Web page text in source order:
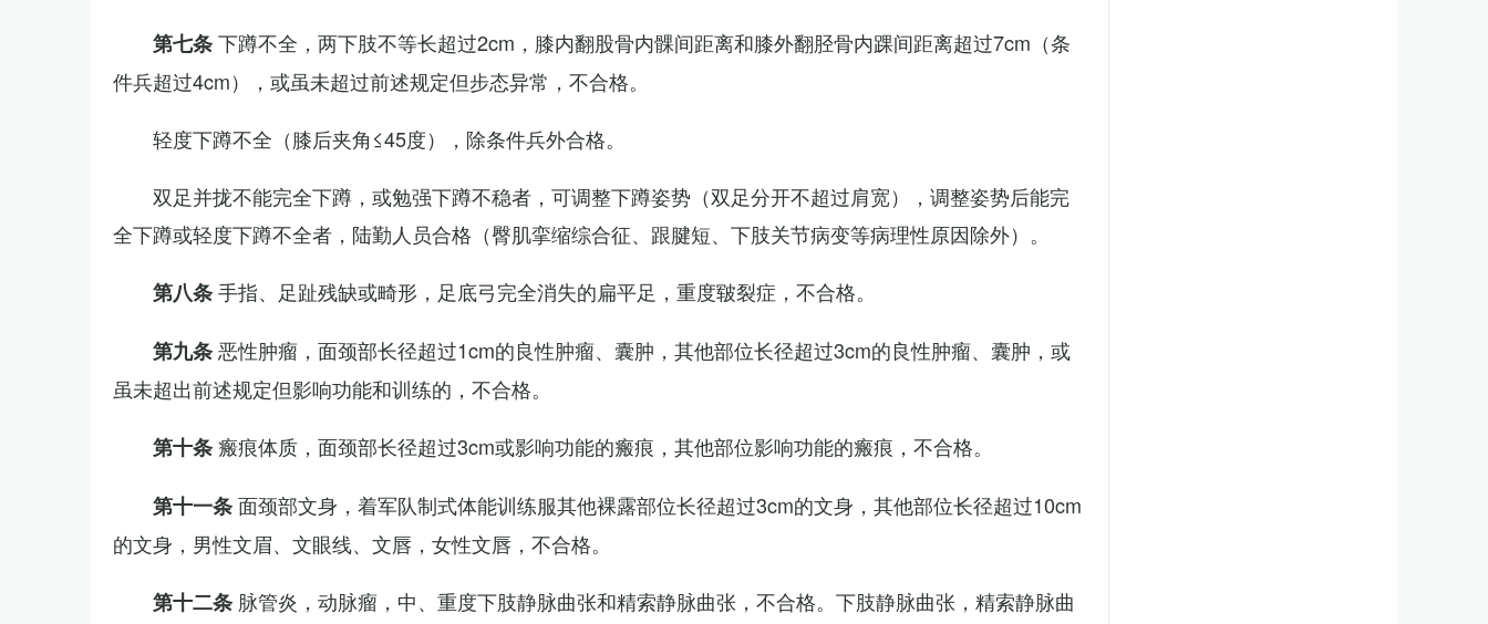
第七条下蹲不全，两下肢不等长超过2cm，膝内翻股骨内髁间距离和膝外翻胫骨内踝间距离超过7cm（条
件兵超过4cm），或虽未超过前述规定但步态异常，不合格。
轻度下蹲不全（膝后夹角≤45度），除条件兵外合格。
双足并拢不能完全下蹲，或勉强下蹲不稳者，可调整下蹲姿势（双足分开不超过肩宽），调整姿势后能完
全下蹲或轻度下蹲不全者，陆勤人员合格（臀肌挛缩综合征、跟腱短、下肢关节病变等病理性原因除外）。
第八条手指、足趾残缺或畸形，足底弓完全消失的扁平足，重度皲裂症，不合格。
第九条恶性肿瘤，面颈部长径超过1cm的良性肿瘤、囊肿，其他部位长径超过3cm的良性肿瘤、囊肿，或
虽未超出前述规定但影响功能和训练的，不合格。
第十条 瘢痕体质，面颈部长径超过3cm或影响功能的瘢痕，其他部位影响功能的瘢痕，不合格。
第十一条面颈部文身，着军队制式体能训练服其他裸露部位长径超过3cm的文身，其他部位长径超过10cm
的文身，男性文眉、文眼线、文唇，女性文唇，不合格。
第十二条 脉管炎，动脉瘤，中、重度下肢静脉曲张和精索静脉曲张，不合格。下肢静脉曲张，精索静脉曲